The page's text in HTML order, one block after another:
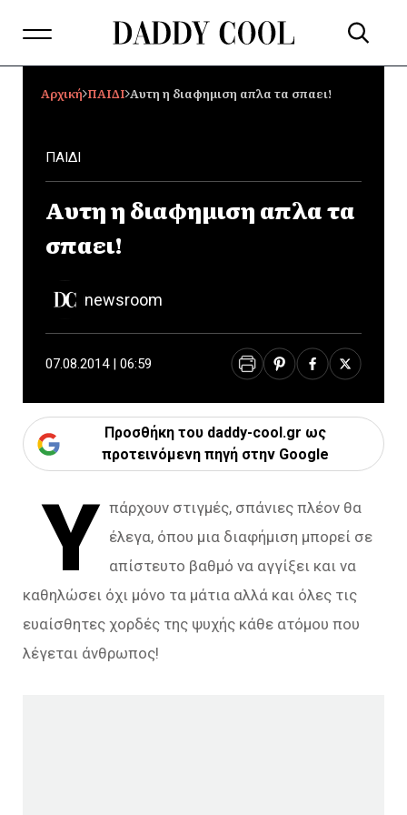
Αρχική ΠΑΙΔΙ Αυτη η διαφημιση απλα τα σπαει!
ΠΑΙΔΙ
Αυτη η διαφημιση απλα τα
σπαει!
newsroom
07.08.2014 | 06:59
Προσθήκη του daddy-cool.gr ως
προτεινόμενη πηγή στην Google
Υ πάρχουν στιγμές, σπάνιες πλέον θα
έλεγα, όπου μια διαφήμιση μπορεί σε
απίστευτο βαθμό να αγγίξει και να
καθηλώσει όχι μόνο τα μάτια αλλά και όλες τις
ευαίσθητες χορδές της ψυχής κάθε ατόμου που
λέγεται άνθρωπος!